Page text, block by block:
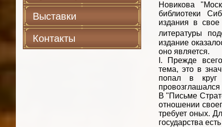
Выставки
Контакты
Новикова
библиотеки
издания в
литературы
издание
оно является.
I. Прежде
тема, это в
попал в круг
провозглашался
В "Письме
отношении
требует оных.
государства